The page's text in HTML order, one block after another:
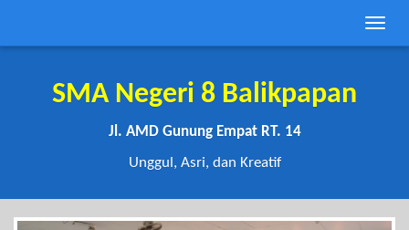
Toggle
SMA Negeri 8 Balikpapan
Jl. AMD Gunung Empat RT. 14
Unggul, Asri, dan Kreatif